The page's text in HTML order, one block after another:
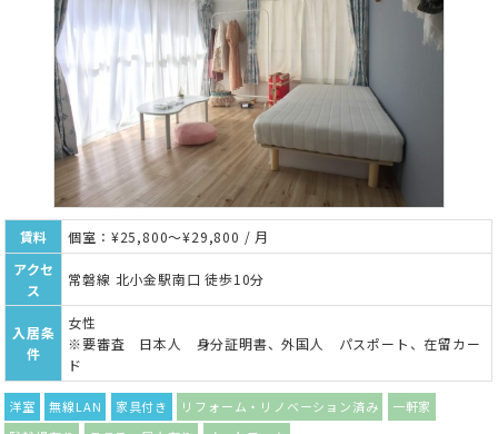
賃料
個室：¥25,800～¥29,800 / 月
アクセ
ス
常磐線 北小金駅南口 徒歩10分
入居条
件
女性
※要審査 日本人 身分証明書、外国人 パスポート、在留カー
ド
洋室 無線LAN 家具付き リフォーム・リノベーション済み
一軒家